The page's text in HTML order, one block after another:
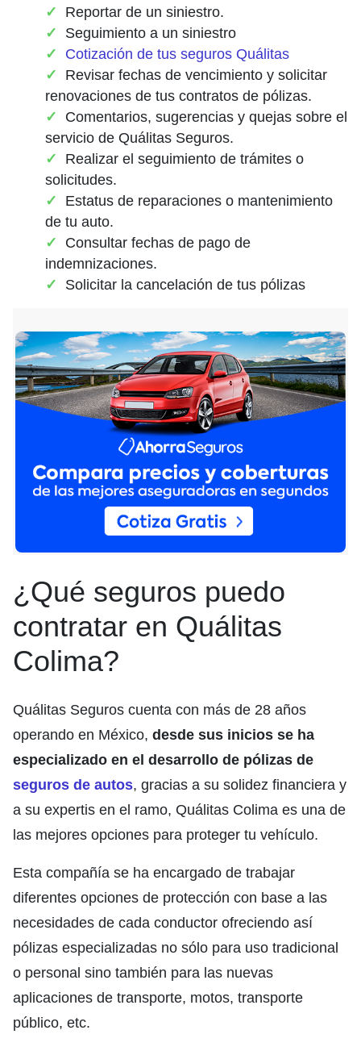
Reportar de un siniestro.
Seguimiento a un siniestro
Cotización de tus seguros Quálitas
Revisar fechas de vencimiento y solicitar
renovaciones de tus contratos de pólizas.
Comentarios, sugerencias y quejas sobre el
servicio de Quálitas Seguros.
Realizar el seguimiento de trámites o
solicitudes.
Estatus de reparaciones o mantenimiento
de tu auto.
Consultar fechas de pago de
indemnizaciones.
Solicitar la cancelación de tus pólizas
¿Qué seguros puedo
contratar en Quálitas
Colima?
Quálitas Seguros cuenta con más de 28 años
operando en México, desde sus inicios se ha
especializado en el desarrollo de pólizas de
seguros de autos, gracias a su solidez financiera y
a su expertis en el ramo, Quálitas Colima es una de
las mejores opciones para proteger tu vehículo.
Esta compañía se ha encargado de trabajar
diferentes opciones de protección con base a las
necesidades de cada conductor ofreciendo así
pólizas especializadas no sólo para uso tradicional
o personal sino también para las nuevas
aplicaciones de transporte, motos, transporte
público, etc.